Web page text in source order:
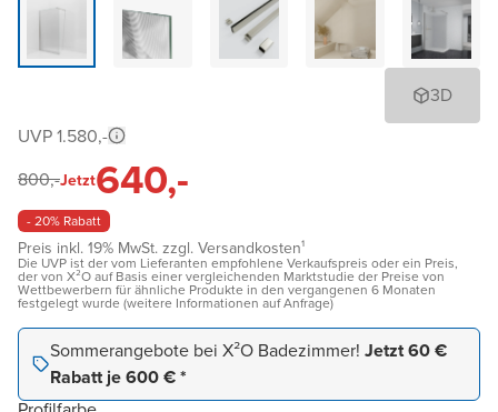
3D
UVP 1.580,-
800,-Jetzt640,-
- 20% Rabatt
Preis inkl. 19% MwSt. zzgl. Versandkosten¹
Die UVP ist der vom Lieferanten empfohlene Verkaufspreis oder ein Preis,
der von X²O auf Basis einer vergleichenden Marktstudie der Preise von
Wettbewerbern für ähnliche Produkte in den vergangenen 6 Monaten
festgelegt wurde (weitere Informationen auf Anfrage)
Sommerangebote bei X²O Badezimmer! Jetzt 60 €
Rabatt je 600 € *